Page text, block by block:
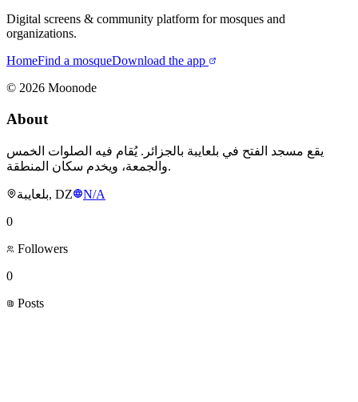
Digital screens & community platform for mosques and
organizations.
HomeFind a mosqueDownload the app
© 2026 Moonode
About
يقع مسجد الفتح في بلعايبة بالجزائر. يُقام فيه الصلوات الخمس
والجمعة، ويخدم سكان المنطقة.
بلعايبة, DZ
N/A
0
Followers
0
Posts